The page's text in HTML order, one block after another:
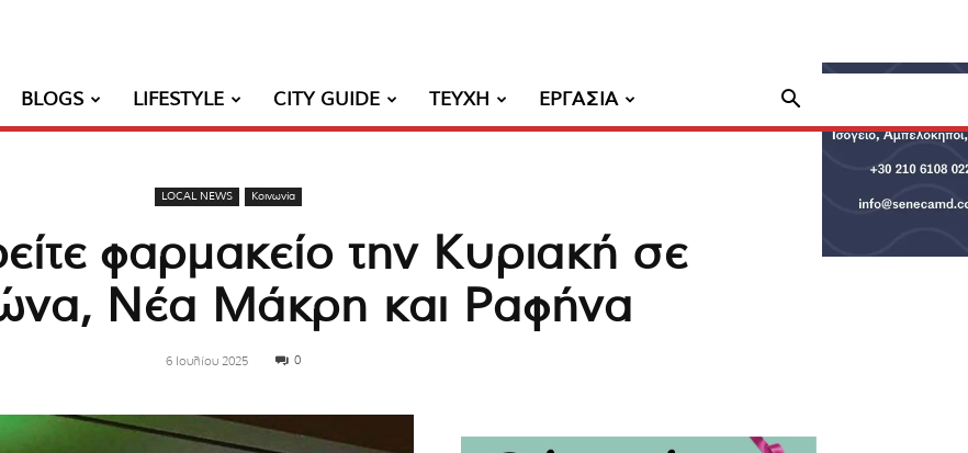
BLOGS LIFESTYLE CITY GUIDE ΤΕΥΧΗ ΕΡΓΑΣΙΑ
LOCAL NEWS Κοινωνία
φαρμακείο την Κυριακή σε
Νέα Μάκρη και Ραφήνα
6 Ιουλίου 2025 0